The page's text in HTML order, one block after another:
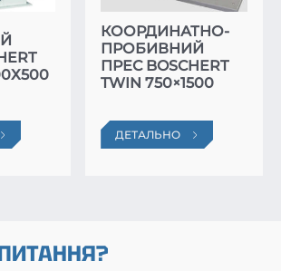
КООРДИНАТНО-
ПРОБИВНИЙ
ПРЕС BOSCHERT
TWIN 750×1500
ДЕТАЛЬНО